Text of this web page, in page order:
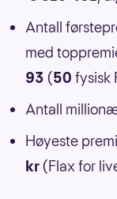
Antall
med
93 (50 fysisk
Antall
Høyeste
kr (Flax for